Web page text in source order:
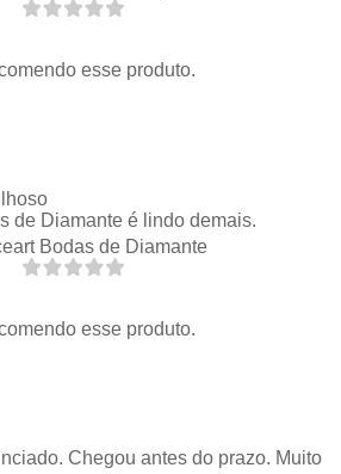
esse produto.
de Diamante é lindo demais.
Bodas de Diamante
esse produto.
Chegou antes do prazo. Muito